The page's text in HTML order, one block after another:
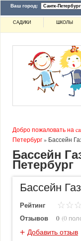
Ваш город:
САДИКИ ШКОЛЫ
Добро пожаловать на
Петербург» Бассейн
Бассейн
Петербург
Бассейн
Рейтинг
Отзывов 0 (0
+ Добавить отзыв